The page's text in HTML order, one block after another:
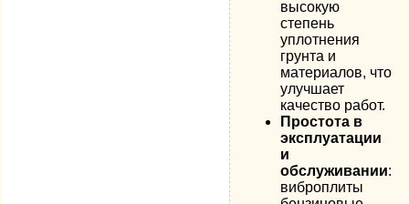
высокую
степень
уплотнения
грунта и
материалов, что
улучшает
качество работ.
Простота в
эксплуатации
и
обслуживании:
виброплиты